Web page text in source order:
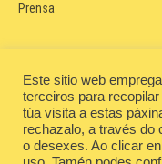
Prensa
LEGAL
Aviso legal
Condiciones de
Política de privacidad
Política de cookies
Este sitio web
terceiros para
túa visita a estas
rechazalo, a través do
o desexes. Ao clicar